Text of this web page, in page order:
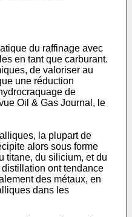
du raffinage avec
en tant que carburant.
de valoriser au
une réduction
de
Oil & Gas Journal, le
la plupart de
alors sous forme
titane, du silicium, et du
ont tendance
des métaux, en
dans les